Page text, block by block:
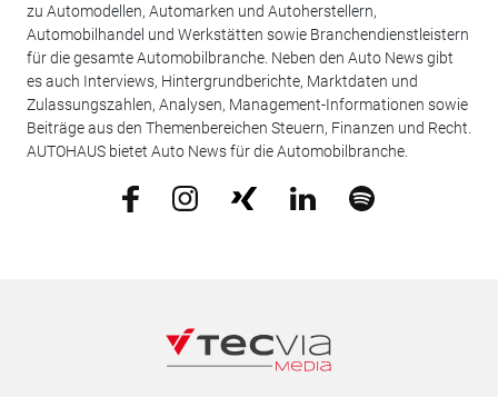
zu Automodellen, Automarken und Autoherstellern,
Automobilhandel und Werkstätten sowie Branchendienstleistern
für die gesamte Automobilbranche. Neben den Auto News gibt
es auch Interviews, Hintergrundberichte, Marktdaten und
Zulassungszahlen, Analysen, Management-Informationen sowie
Beiträge aus den Themenbereichen Steuern, Finanzen und Recht.
AUTOHAUS bietet Auto News für die Automobilbranche.